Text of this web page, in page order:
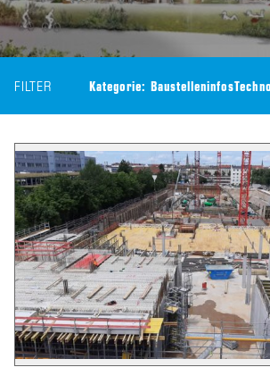
FILTER Kategorie: Baustelleninfos